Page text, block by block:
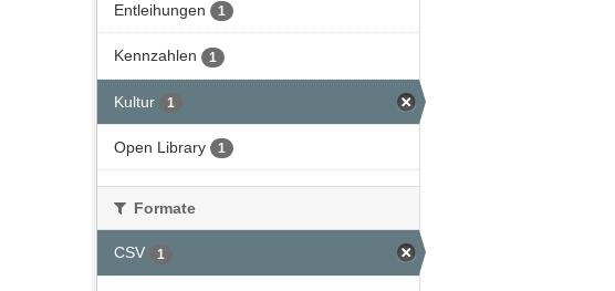
Entleihungen 1
Kennzahlen 1
Kultur 1
Open Library 1
Formate
CSV 1